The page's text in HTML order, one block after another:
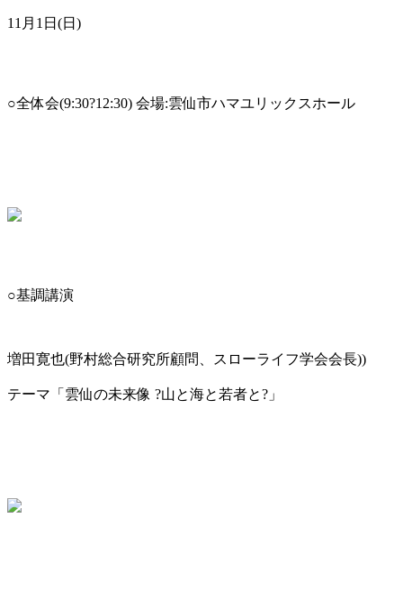
11月1日(日)
○全体会(9:30?12:30) 会場:雲仙市ハマユリックスホール
○基調講演
増田寛也(野村総合研究所顧問、スローライフ学会会長))
テーマ「雲仙の未来像 ?山と海と若者と?」